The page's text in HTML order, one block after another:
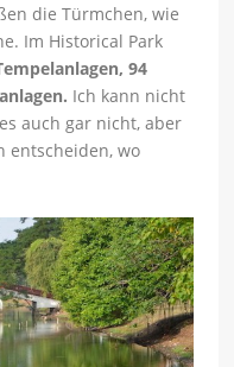
die Türmchen, wie
Im Historical Park
94
Ich kann nicht
auch gar nicht, aber
entscheiden, wo